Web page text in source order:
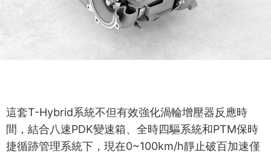
這套T-Hybrid系統不但有效強化渦輪增壓器反應時
間，結合八速PDK變速箱、全時四驅系統和PTM保時
捷循跡管理系統下，現在0~100km/h靜止破百加速僅